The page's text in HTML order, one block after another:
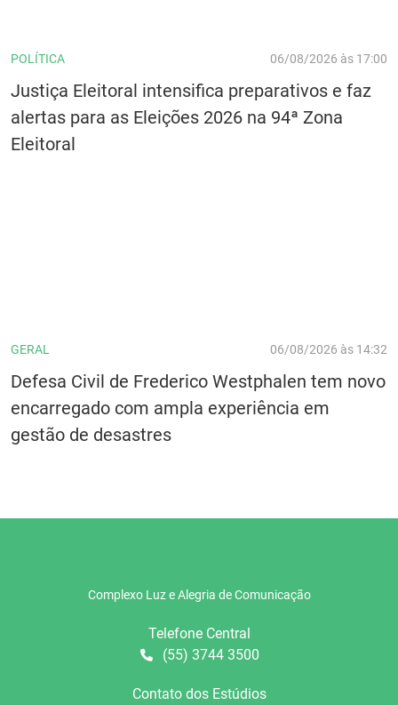
POLÍTICA 06/08/2026 às 17:00
Justiça Eleitoral intensifica preparativos e faz
alertas para as Eleições 2026 na 94ª Zona
Eleitoral
GERAL 06/08/2026 às 14:32
Defesa Civil de Frederico Westphalen tem novo
encarregado com ampla experiência em
gestão de desastres
Complexo Luz e Alegria de Comunicação
Telefone Central
(55) 3744 3500
Contato dos Estúdios